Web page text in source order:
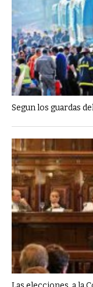
Segun los guardas